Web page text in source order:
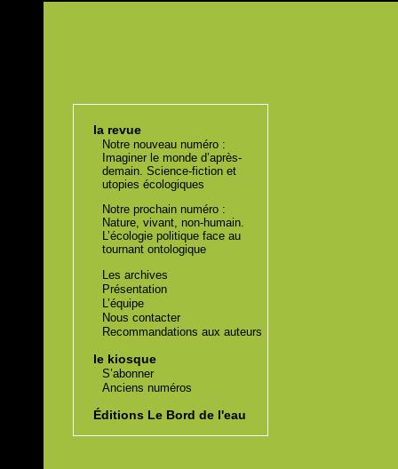
la revue
Notre nouveau numéro :
Imaginer le monde d’après-
demain. Science-fiction et
utopies écologiques
Notre prochain numéro :
Nature, vivant, non-humain.
L’écologie politique face au
tournant ontologique
Les archives
Présentation
L’équipe
Nous contacter
Recommandations aux auteurs
le kiosque
S’abonner
Anciens numéros
Éditions Le Bord de l'eau